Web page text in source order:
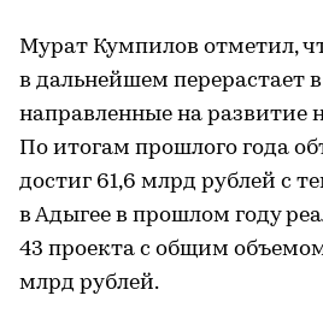
Мурат Кумпилов отметил,
в дальнейшем перерастает
направленные на развитие
По итогам прошлого года
достиг 61,6 млрд рублей с
в Адыгее в прошлом году
43 проекта с общим
млрд рублей.